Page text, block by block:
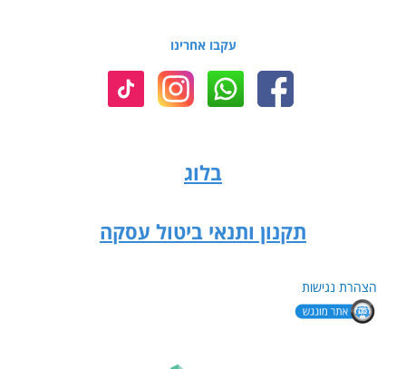
עקבו אחרינו
בלוג
תקנון ותנאי ביטול עסקה
הצהרת נגישות